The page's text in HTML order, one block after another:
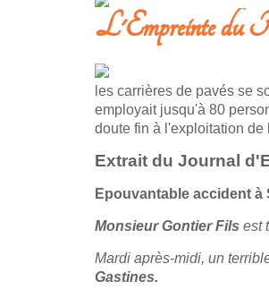
L'Empreinte du
les carrières de pavés se
employait jusqu'à 80
doute fin à l'exploitation de
Extrait du Journal
Epouvantable accident à
Monsieur Gontier Fils est
Mardi après-midi, un
Gastines.